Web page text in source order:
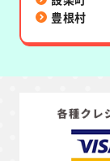
豊根村